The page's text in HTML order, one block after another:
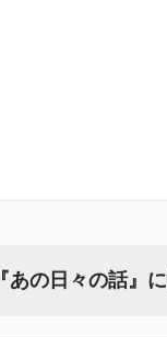
『あの日々の話』